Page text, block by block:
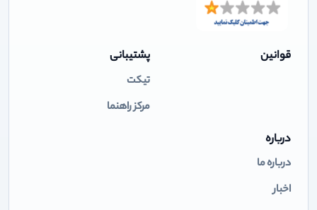
قوانین پشتیبانی
تیکت
مرکز راهنما
درباره
درباره ما
اخبار